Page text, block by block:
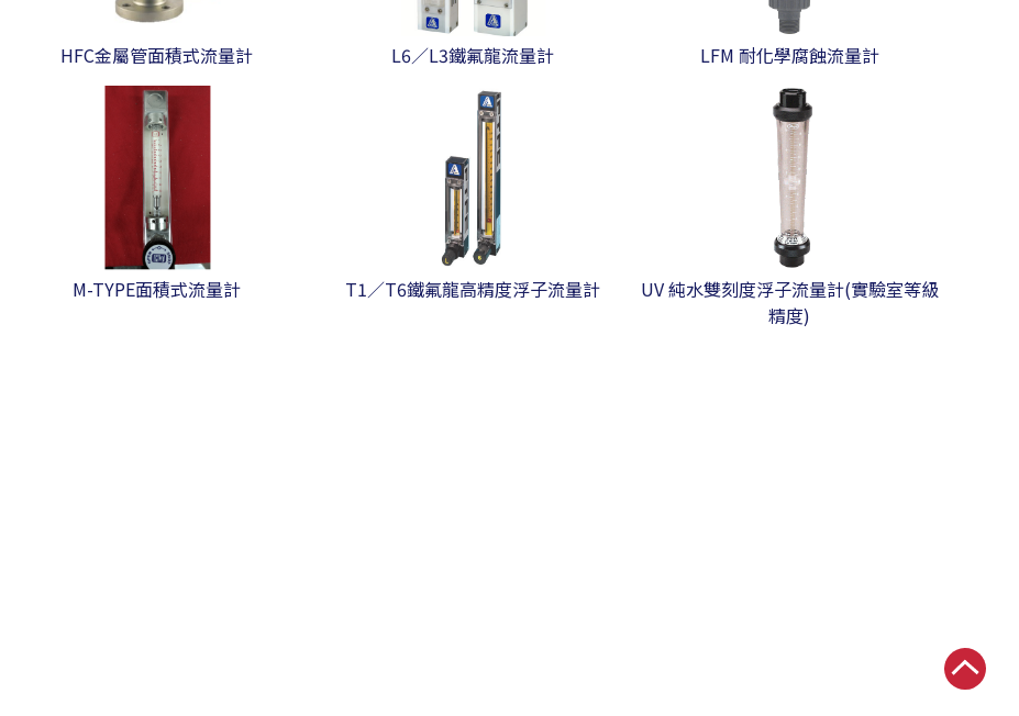
HFC金屬管面積式流量計 L6／L3鐵氟龍流量計 LFM 耐化學腐蝕流量計
M-TYPE面積式流量計 T1／T6鐵氟龍高精度浮子流量計
UV 純水雙刻度浮子流量計(實驗室等級
精度)